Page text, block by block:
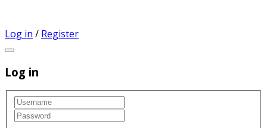
Log in / Register
Log in